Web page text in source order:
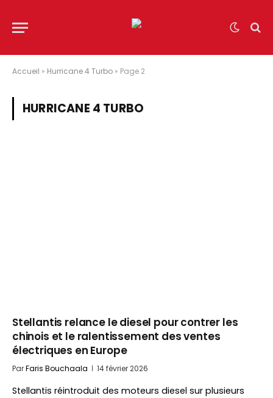
Accueil » Hurricane 4 Turbo » Page 2
HURRICANE 4 TURBO
Stellantis relance le diesel pour contrer les
chinois et le ralentissement des ventes
électriques en Europe
ParFaris Bouchaala 14 février 2026
Stellantis réintroduit des moteurs diesel sur plusieurs